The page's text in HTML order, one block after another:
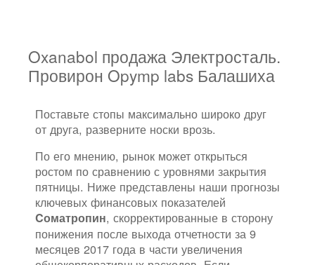
Oxanabol продажа Электросталь.
Провирон Opymp labs Балашиха
Поставьте стопы максимально широко друг
от друга, разверните носки врозь.
По его мнению, рынок может открыться
ростом по сравнению с уровнями закрытия
пятницы. Ниже представлены наши прогнозы
ключевых финансовых показателей
Cоматропин, скорректированные в сторону
понижения после выхода отчетности за 9
месяцев 2017 года в части увеличения